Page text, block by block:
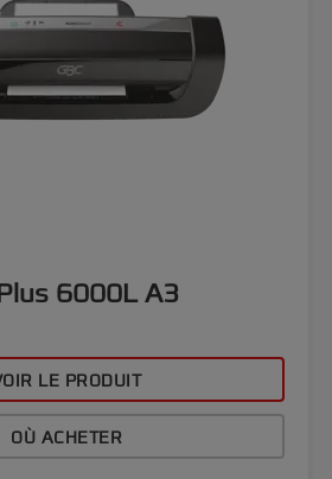
6000L A3
LE PRODUIT
OÙ ACHETER